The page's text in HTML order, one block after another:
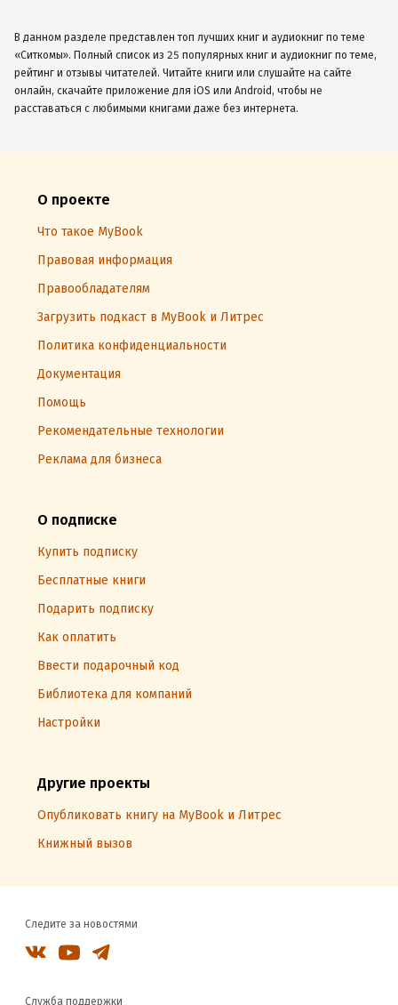
В данном разделе представлен топ лучших книг и аудиокниг по теме
«Ситкомы». Полный список из 25 популярных книг и аудиокниг по теме,
рейтинг и отзывы читателей. Читайте книги или слушайте на сайте
онлайн, скачайте приложение для iOS или Android, чтобы не
расставаться с любимыми книгами даже без интернета.
О проекте
Что такое MyBook
Правовая информация
Правообладателям
Загрузить подкаст в MyBook и Литрес
Политика конфиденциальности
Документация
Помощь
Рекомендательные технологии
Реклама для бизнеса
О подписке
Купить подписку
Бесплатные книги
Подарить подписку
Как оплатить
Ввести подарочный код
Библиотека для компаний
Настройки
Другие проекты
Опубликовать книгу на MyBook и Литрес
Книжный вызов
Следите за новостями
Служба поддержки